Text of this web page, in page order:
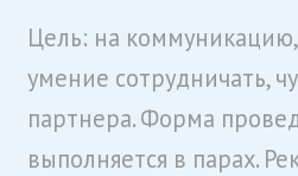
Цель: на
умение сотрудничать,
партнера. Форма
выполняется в парах.